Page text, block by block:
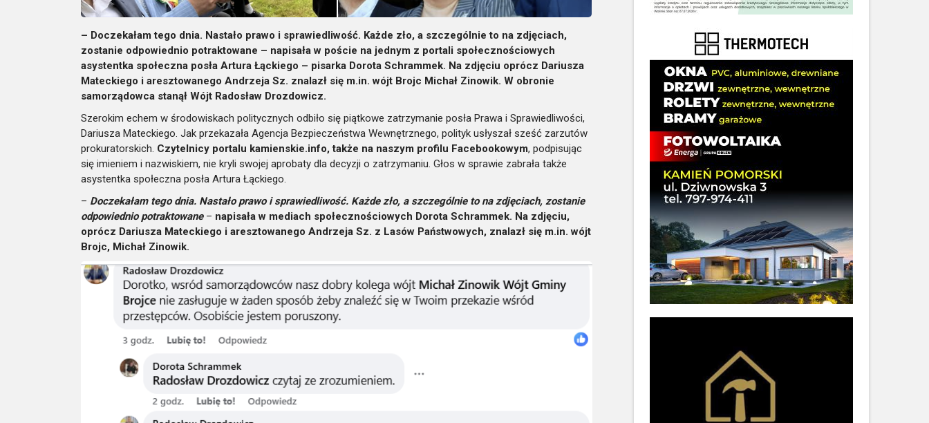
– Doczekałam tego dnia. Nastało prawo i sprawiedliwość. Każde zło, a szczególnie to na zdjęciach,
zostanie odpowiednio potraktowane – napisała w poście na jednym z portali społecznościowych
asystentka społeczna posła Artura Łąckiego – pisarka Dorota Schrammek. Na zdjęciu oprócz Dariusza
Mateckiego i aresztowanego Andrzeja Sz. znalazł się m.in. wójt Brojc Michał Zinowik. W obronie
samorządowca stanął Wójt Radosław Drozdowicz.
Szerokim echem w środowiskach politycznych odbiło się piątkowe zatrzymanie posła Prawa i Sprawiedliwości,
Dariusza Mateckiego. Jak przekazała Agencja Bezpieczeństwa Wewnętrznego, polityk usłyszał sześć zarzutów
prokuratorskich. Czytelnicy portalu kamienskie.info, także na naszym profilu Facebookowym, podpisując
się imieniem i nazwiskiem, nie kryli swojej aprobaty dla decyzji o zatrzymaniu. Głos w sprawie zabrała także
asystentka społeczna posła Artura Łąckiego.
– Doczekałam tego dnia. Nastało prawo i sprawiedliwość. Każde zło, a szczególnie to na zdjęciach, zostanie
odpowiednio potraktowane – napisała w mediach społecznościowych Dorota Schrammek. Na zdjęciu,
oprócz Dariusza Mateckiego i aresztowanego Andrzeja Sz. z Lasów Państwowych, znalazł się m.in. wójt
Brojc, Michał Zinowik.